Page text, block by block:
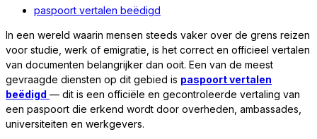
paspoort vertalen beëdigd
In een wereld waarin mensen steeds vaker over de grens reizen
voor studie, werk of emigratie, is het correct en officieel vertalen
van documenten belangrijker dan ooit. Een van de meest
gevraagde diensten op dit gebied is paspoort vertalen
beëdigd — dit is een officiële en gecontroleerde vertaling van
een paspoort die erkend wordt door overheden, ambassades,
universiteiten en werkgevers.